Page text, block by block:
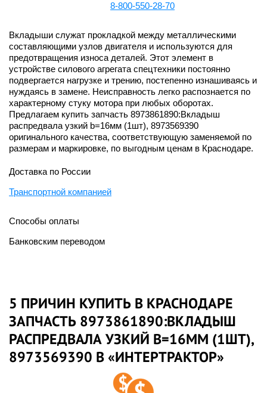
8-800-550-28-70
Вкладыши служат прокладкой между металлическими
составляющими узлов двигателя и используются для
предотвращения износа деталей. Этот элемент в
устройстве силового агрегата спецтехники постоянно
подвергается нагрузке и трению, постепенно изнашиваясь и
нуждаясь в замене. Неисправность легко распознается по
характерному стуку мотора при любых оборотах.
Предлагаем купить запчасть 8973861890:Вкладыш
распредвала узкий b=16мм (1шт), 8973569390
оригинального качества, соответствующую заменяемой по
размерам и маркировке, по выгодным ценам в Краснодаре.
Доставка по России
Транспортной компанией
Способы оплаты
Банковским переводом
5 ПРИЧИН КУПИТЬ В КРАСНОДАРЕ
ЗАПЧАСТЬ 8973861890:ВКЛАДЫШ
РАСПРЕДВАЛА УЗКИЙ B=16ММ (1ШТ),
8973569390 В «ИНТЕРТРАКТОР»